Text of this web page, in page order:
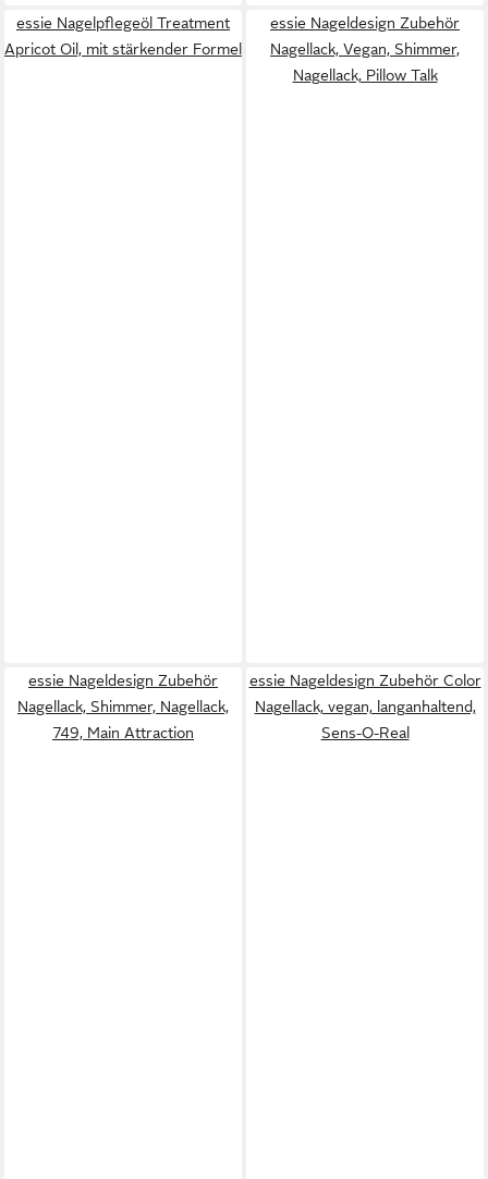
essie Nagelpflegeöl Treatment
Apricot Oil, mit stärkender Formel
essie Nageldesign Zubehör
Nagellack, Vegan, Shimmer,
Nagellack, Pillow Talk
essie Nageldesign Zubehör
Nagellack, Shimmer, Nagellack,
749, Main Attraction
essie Nageldesign Zubehör Color
Nagellack, vegan, langanhaltend,
Sens-O-Real